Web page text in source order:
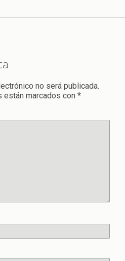
no será publicada.
marcados con *